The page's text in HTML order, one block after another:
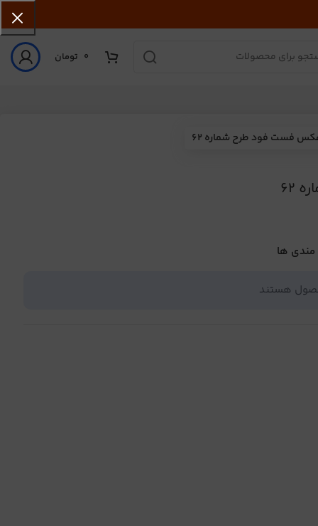
0 تومان
فست فود طرح شماره 62
مندی ها
هستند